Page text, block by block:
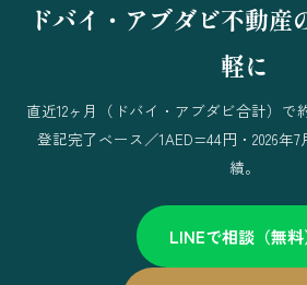
ドバイ・アブダビ不動産
軽に
直近12ヶ月（ドバイ・アブダビ合計）で
登記完了ベース／1AED=44円・2026年
績。
LINEで相談（無料